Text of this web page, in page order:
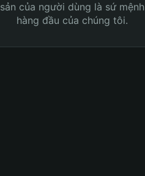
sản của người dùng là sứ mệnh
hàng đầu của chúng tôi.